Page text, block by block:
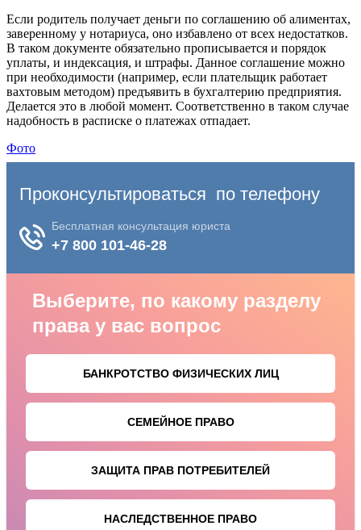
Если родитель получает деньги по соглашению об алиментах,
заверенному у нотариуса, оно избавлено от всех недостатков.
В таком документе обязательно прописывается и порядок
уплаты, и индексация, и штрафы. Данное соглашение можно
при необходимости (например, если плательщик работает
вахтовым методом) предъявить в бухгалтерию предприятия.
Делается это в любой момент. Соответственно в таком случае
надобность в расписке о платежах отпадает.
Фото